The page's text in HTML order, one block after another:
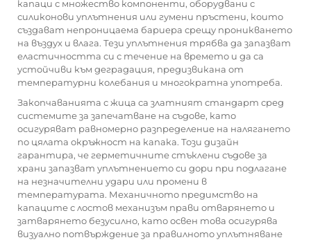
капаци с множество компоненти, оборудвани с
силиконови уплътнения или гумени пръстени, които
създават непроницаема бариера срещу проникването
на въздух и влага. Тези уплътнения трябва да запазват
еластичността си с течение на времето и да са
устойчиви към деградация, предизвикана от
температурни колебания и многократна употреба.
Закопчаванията с жица са златният стандарт сред
системите за запечатване на съдове, като
осигуряват равномерно разпределение на налягането
по цялата окръжност на капака. Този дизайн
гарантира, чегерметичните стъклени съдове за
храни запазват уплътнението си дори при подлагане
на незначителни удари или промени в
температурата. Механичното предимство на
капаците с лостов механизъм прави отварянето и
затварянето безусилно, като освен това осигурява
визуално потвърждение за правилното уплътняване